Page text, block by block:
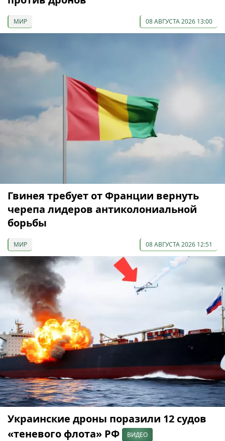
МИР 08 АВГУСТА 2026 13:00
Гвинея требует от Франции вернуть
черепа лидеров антиколониальной
борьбы
МИР 08 АВГУСТА 2026 12:51
Украинские дроны поразили 12 судов
«теневого флота» РФ
ВИДЕО